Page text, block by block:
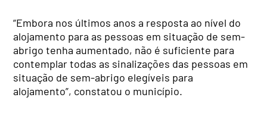
“Embora nos últimos anos a resposta ao nível do
alojamento para as pessoas em situação de sem-
abrigo tenha aumentado, não é suficiente para
contemplar todas as sinalizações das pessoas em
situação de sem-abrigo elegíveis para
alojamento”, constatou o município.